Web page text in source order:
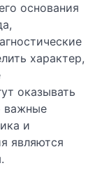
основания
характер,
оказывать
важные
и
являются